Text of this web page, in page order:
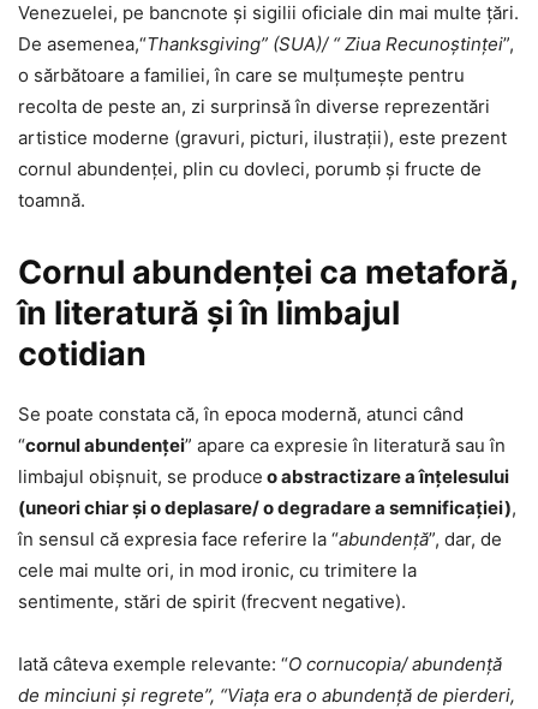
Venezuelei, pe bancnote și sigilii oficiale din mai multe țări.
De asemenea,“Thanksgiving” (SUA)/ “ Ziua Recunoştinţei”,
o sărbătoare a familiei, în care se mulţumeşte pentru
recolta de peste an, zi surprinsă în diverse reprezentări
artistice moderne (gravuri, picturi, ilustrații), este prezent
cornul abundenței, plin cu dovleci, porumb și fructe de
toamnă.
Cornul abundenţei ca metaforă,
în literatură şi în limbajul
cotidian
Se poate constata că, în epoca modernă, atunci când
“cornul abundenţei” apare ca expresie în literatură sau în
limbajul obişnuit, se produce o abstractizare a înţelesului
(uneori chiar şi o deplasare/ o degradare a semnificaţiei),
în sensul că expresia face referire la “abundenţă”, dar, de
cele mai multe ori, in mod ironic, cu trimitere la
sentimente, stări de spirit (frecvent negative).
Iată câteva exemple relevante: “O cornucopia/ abundenţă
de minciuni şi regrete”, “Viața era o abundență de pierderi,